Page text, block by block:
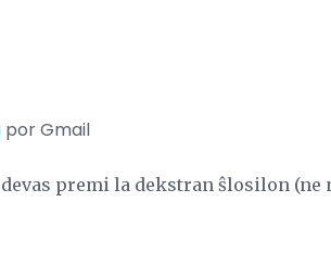
por Gmail
premi la dekstran ŝlosilon (ne